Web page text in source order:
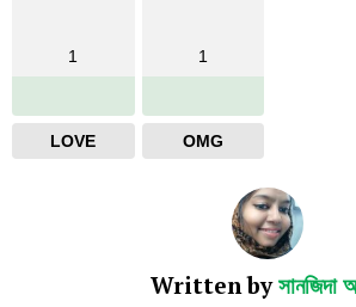
1
LOVE
1
OMG
Written byসানজিদা